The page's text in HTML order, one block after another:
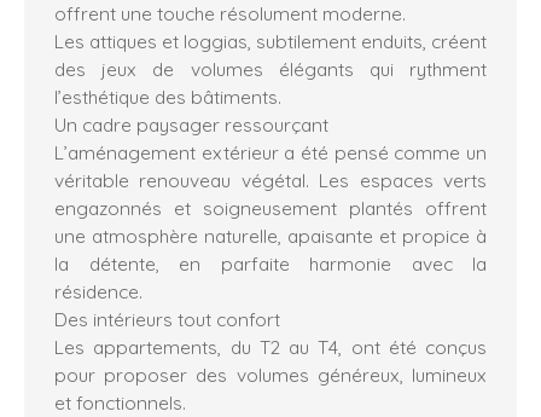
offrent une touche résolument moderne.
Les attiques et loggias, subtilement enduits, créent
des jeux de volumes élégants qui rythment
l’esthétique des bâtiments.
Un cadre paysager ressourçant
L’aménagement extérieur a été pensé comme un
véritable renouveau végétal. Les espaces verts
engazonnés et soigneusement plantés offrent
une atmosphère naturelle, apaisante et propice à
la détente, en parfaite harmonie avec la
résidence.
Des intérieurs tout confort
Les appartements, du T2 au T4, ont été conçus
pour proposer des volumes généreux, lumineux
et fonctionnels.